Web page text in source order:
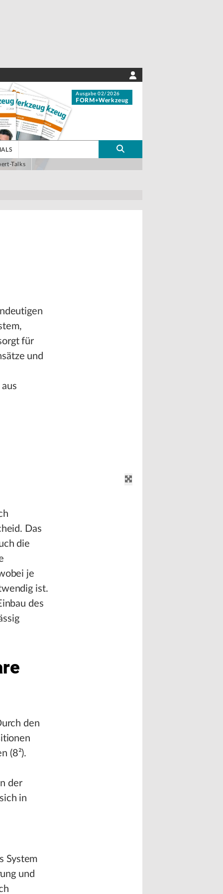
Ausgabe 02/2026
FORM+Werkzeug
Talks
für
und
Das
die
je
ist.
des
den
(8²).
der
in
System
und